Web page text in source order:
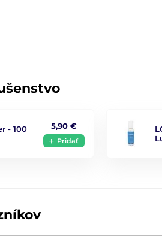
- 100
5,90 €
Pridať